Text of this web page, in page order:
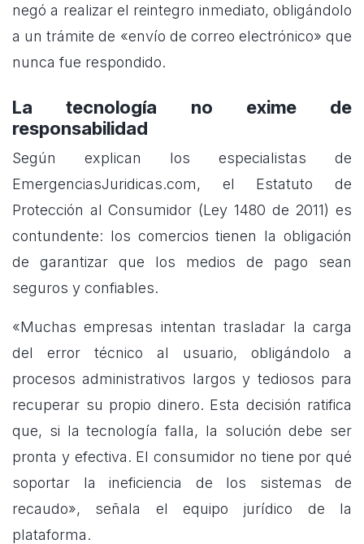
negó a realizar el reintegro inmediato, obligándolo
a un trámite de «envío de correo electrónico» que
nunca fue respondido.
La tecnología no exime de
responsabilidad
Según explican los especialistas de
EmergenciasJuridicas.com, el Estatuto de
Protección al Consumidor (Ley 1480 de 2011) es
contundente: los comercios tienen la obligación
de garantizar que los medios de pago sean
seguros y confiables.
«Muchas empresas intentan trasladar la carga
del error técnico al usuario, obligándolo a
procesos administrativos largos y tediosos para
recuperar su propio dinero. Esta decisión ratifica
que, si la tecnología falla, la solución debe ser
pronta y efectiva. El consumidor no tiene por qué
soportar la ineficiencia de los sistemas de
recaudo», señala el equipo jurídico de la
plataforma.